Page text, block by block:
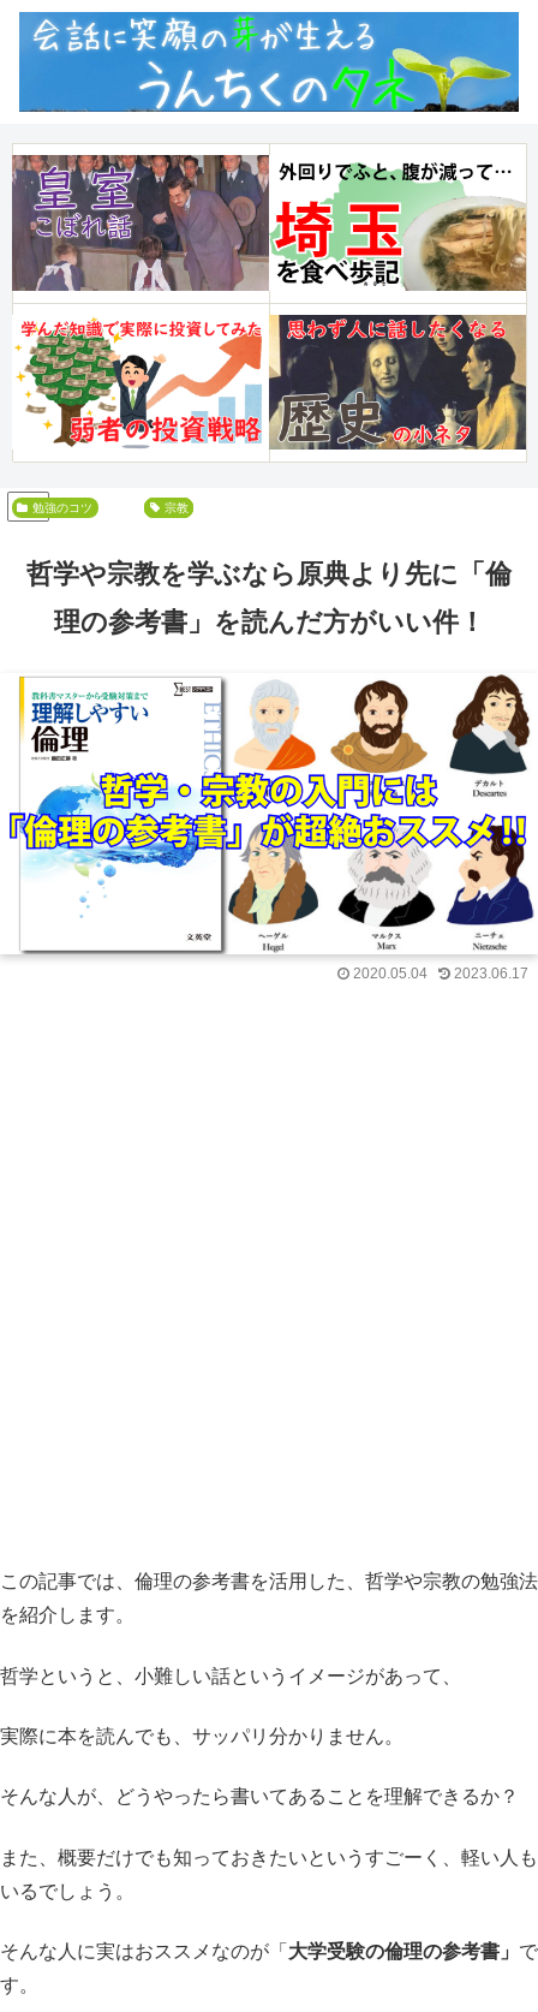
PR
哲学や宗教を学ぶなら原典より先に「倫
理の参考書」を読んだ方がいい件！
2020.05.04 2023.06.17
この記事では、倫理の参考書を活用した、哲学や宗教の勉強法
を紹介します。
哲学というと、小難しい話というイメージがあって、
実際に本を読んでも、サッパリ分かりません。
そんな人が、どうやったら書いてあることを理解できるか？
また、概要だけでも知っておきたいというすごーく、軽い人も
いるでしょう。
そんな人に実はおススメなのが「 大学受験の倫理の参考書」 で
す。
勉強のコツ 倫理
哲学
宗教